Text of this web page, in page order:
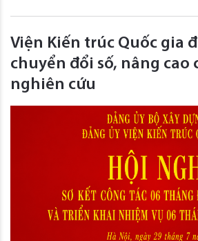
Viện Kiến trúc Quốc gia
chuyển đổi số, nâng cao
nghiên cứu